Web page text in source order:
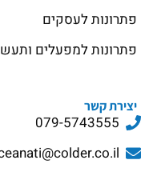
פתרונות לעסקים
פתרונות למפעלים
יצירת קשר
079-5743555